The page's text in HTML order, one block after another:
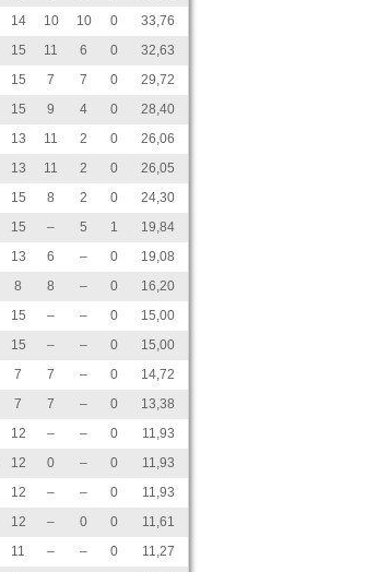
14 10 10 0
33,76
15 11 6 0
32,63
15 7 7 0
29,72
15 9 4 0
28,40
13 11 2 0
26,06
13 11 2 0
26,05
15 8 2 0
24,30
15 – 5 1
19,84
13 6 – 0
19,08
8 8 – 0
16,20
15 – – 0
15,00
15 – – 0
15,00
7 7 – 0
14,72
7 7 – 0
13,38
12 – – 0
11,93
12 0 – 0
11,93
12 – – 0
11,93
12 – 0 0
11,61
11 – – 0
11,27